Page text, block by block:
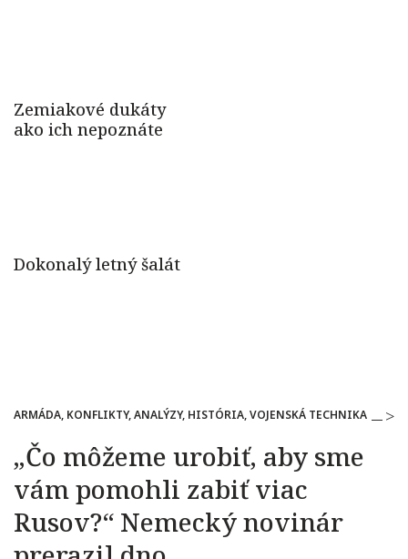
ARMÁDA, KONFLIKTY, ANALÝZY, HISTÓRIA, VOJENSKÁ TECHNIKA